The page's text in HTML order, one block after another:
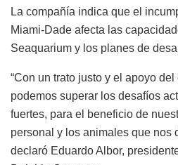
La compañía indica que el
Miami-Dade afecta las
Seaquarium y los planes de
“Con un trato justo y el apoyo
podemos superar los desafíos
fuertes, para el beneficio de
personal y los animales que nos
declaró Eduardo Albor,